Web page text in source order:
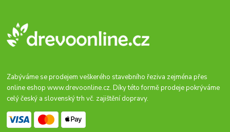
Zabýváme se prodejem veškerého stavebního řeziva zejména přes
online eshopwww.drevoonline.cz. Díky této formě prodeje pokrýváme
celý český a slovenský trh vč. zajištění dopravy.